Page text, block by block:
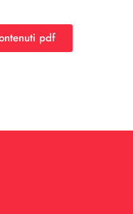
pdf